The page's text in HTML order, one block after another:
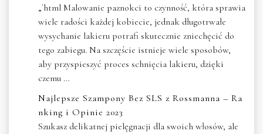
„`html Malowanie paznokci to czynność, która sprawia
wiele radości każdej kobiecie, jednak długotrwałe
wysychanie lakieru potrafi skutecznie zniechęcić do
tego zabiegu. Na szczęście istnieje wiele sposobów,
aby przyspieszyć proces schnięcia lakieru, dzięki
czemu …
Najlepsze Szampony Bez SLS z Rossmanna – Ra
nking i Opinie 2023
Szukasz delikatnej pielęgnacji dla swoich włosów, ale